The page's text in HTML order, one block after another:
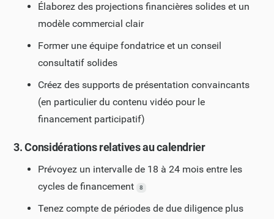
Élaborez des projections financières solides et un
modèle commercial clair
Former une équipe fondatrice et un conseil
consultatif solides
Créez des supports de présentation convaincants
(en particulier du contenu vidéo pour le
financement participatif)
3. Considérations relatives au calendrier
Prévoyez un intervalle de 18 à 24 mois entre les
cycles de financement
8
Tenez compte de périodes de due diligence plus